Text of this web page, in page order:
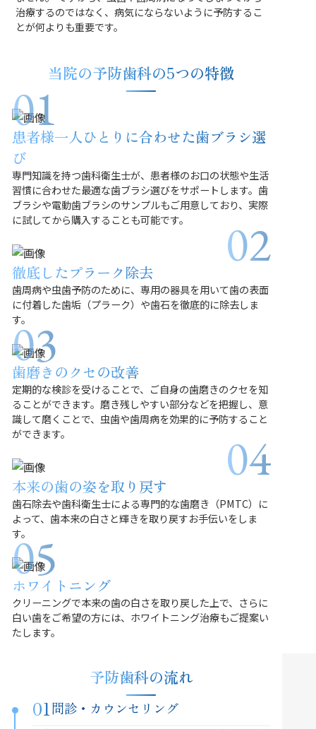
治療するのではなく、病気にならないように予防するこ
とが何よりも重要です。
当院の予防歯科の5つの特徴
患者様一人ひとりに合わせた歯ブラシ選
び
専門知識を持つ歯科衛生士が、患者様のお口の状態や生活
習慣に合わせた最適な歯ブラシ選びをサポートします。歯
ブラシや電動歯ブラシのサンプルもご用意しており、実際
に試してから購入することも可能です。
徹底したプラーク除去
歯周病や虫歯予防のために、専用の器具を用いて歯の表面
に付着した歯垢（プラーク）や歯石を徹底的に除去しま
す。
歯磨きのクセの改善
定期的な検診を受けることで、ご自身の歯磨きのクセを知
ることができます。磨き残しやすい部分などを把握し、意
識して磨くことで、虫歯や歯周病を効果的に予防すること
ができます。
本来の歯の姿を取り戻す
歯石除去や歯科衛生士による専門的な歯磨き（PMTC）に
よって、歯本来の白さと輝きを取り戻すお手伝いをしま
す。
ホワイトニング
クリーニングで本来の歯の白さを取り戻した上で、さらに
白い歯をご希望の方には、ホワイトニング治療もご提案い
たします。
予防歯科の流れ
01問診・カウンセリング